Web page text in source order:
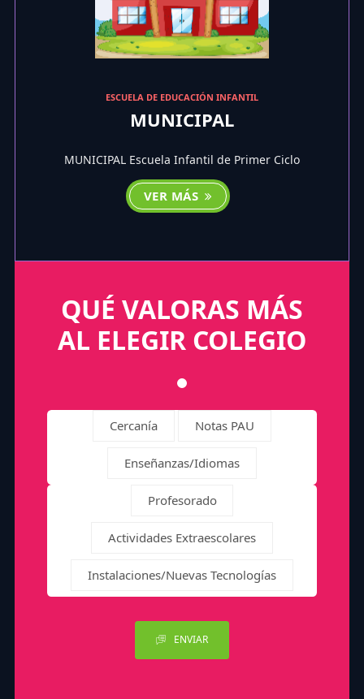
ESCUELA DE EDUCACIÓN INFANTIL
MUNICIPAL
MUNICIPAL Escuela Infantil de Primer Ciclo
VER MÁS
QUÉ VALORAS MÁS
AL ELEGIR COLEGIO
Cercanía Notas PAU
Enseñanzas/Idiomas
Profesorado
Actividades Extraescolares
Instalaciones/Nuevas Tecnologías
ENVIAR